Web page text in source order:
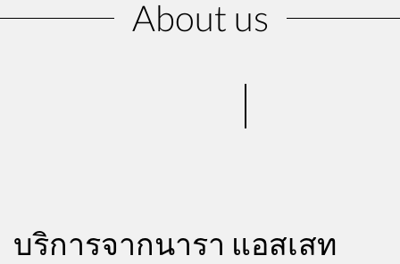
About us
บริการจากนารา แอสเสท